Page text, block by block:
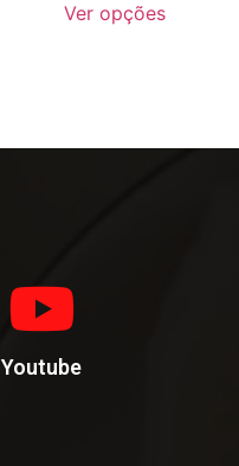
Ver opções
Youtube